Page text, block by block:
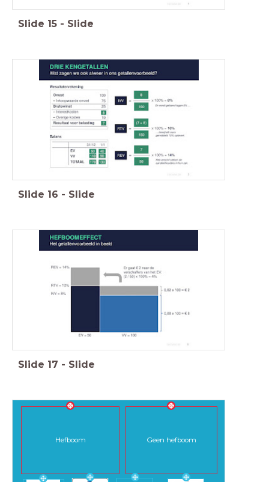
Slide 15 - Slide
Slide 16 - Slide
Slide 17 - Slide
Hefboom Geen hefboom